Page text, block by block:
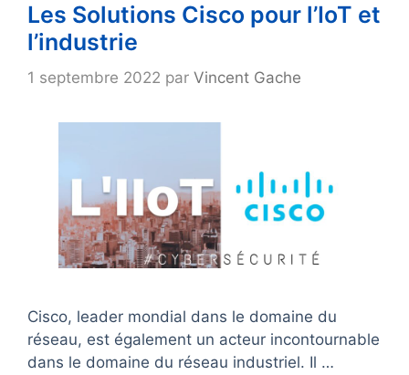
Les Solutions Cisco pour l’IoT et
l’industrie
1 septembre 2022 par Vincent Gache
Cisco, leader mondial dans le domaine du
réseau, est également un acteur incontournable
dans le domaine du réseau industriel. Il …